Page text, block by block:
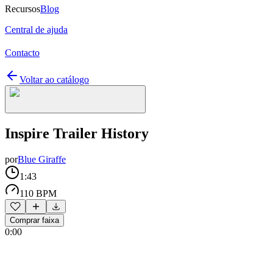
RecursosBlog
Central de ajuda
Contacto
Voltar ao catálogo
Inspire Trailer History
porBlue Giraffe
1:43
110 BPM
Comprar faixa
0:00